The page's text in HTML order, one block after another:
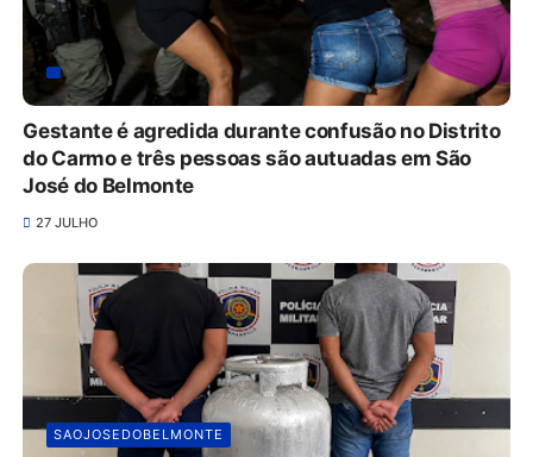
Gestante é agredida durante confusão no Distrito
do Carmo e três pessoas são autuadas em São
José do Belmonte
27 JULHO
SAOJOSEDOBELMONTE